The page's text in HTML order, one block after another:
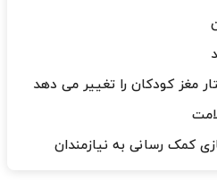
مغز کودکان را تغییر می دهد
کمک رسانی به نیازمندان